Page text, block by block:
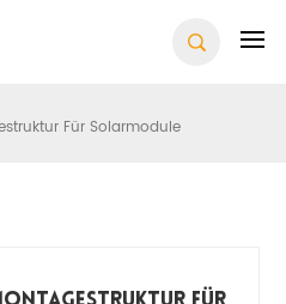
Für Solarmodule